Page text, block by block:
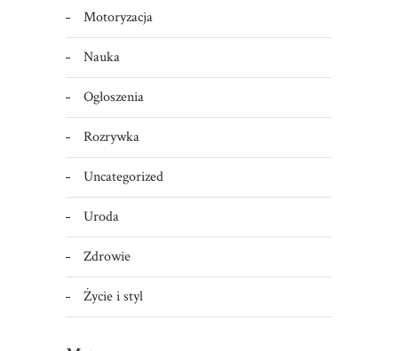
Motoryzacja
Nauka
Ogłoszenia
Rozrywka
Uncategorized
Uroda
Zdrowie
Życie i styl